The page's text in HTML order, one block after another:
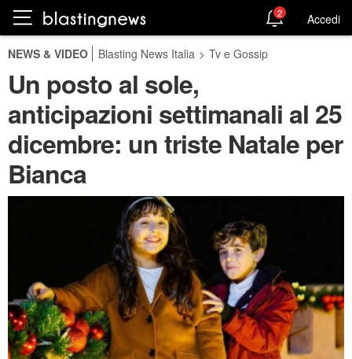
2 Accedi
NEWS & VIDEO Blasting News Italia > Tv e Gossip
Un posto al sole,
anticipazioni settimanali al 25
dicembre: un triste Natale per
Bianca